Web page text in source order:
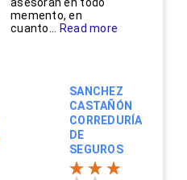
memento, en
cuanto...
Read more
SANCHEZ
CASTAÑÓN
CORREDURÍA
DE
SEGUROS